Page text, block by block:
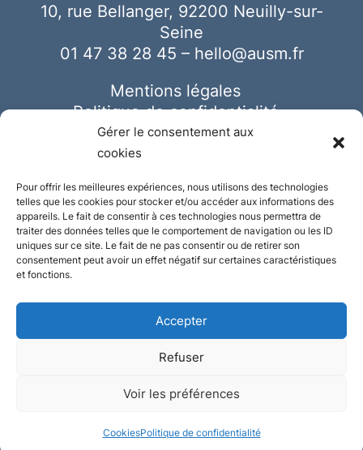
Gérer le consentement aux
cookies
Pour offrir les meilleures expériences, nous utilisons des technologies
telles que les cookies pour stocker et/ou accéder aux informations des
appareils. Le fait de consentir à ces technologies nous permettra de
traiter des données telles que le comportement de navigation ou les ID
uniques sur ce site. Le fait de ne pas consentir ou de retirer son
consentement peut avoir un effet négatif sur certaines caractéristiques
et fonctions.
Accepter
Refuser
Voir les préférences
CookiesPolitique de confidentialité
10, rue Bellanger, 92200 Neuilly-sur-
Seine
01 47 38 28 45 – hello@ausm.fr
Mentions légales
Politique de confidentialité
Cookies
Conception et réalisation :Plate